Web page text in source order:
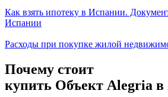
Как взять ипотеку в Испании.
Испании
Расходы при покупке жилой
Почему стоит
купить Объект Alegria в